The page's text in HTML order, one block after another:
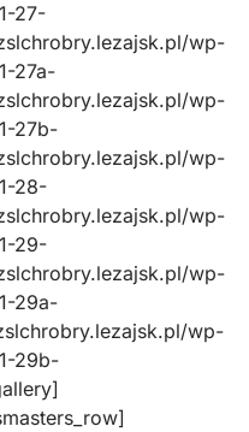
27-
wp-
27a-
wp-
27b-
wp-
28-
wp-
29-
wp-
29a-
wp-
29b-